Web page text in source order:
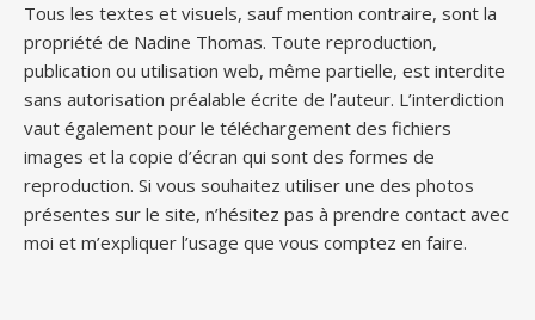
Tous les textes et visuels, sauf mention contraire, sont la
propriété de Nadine Thomas. Toute reproduction,
publication ou utilisation web, même partielle, est interdite
sans autorisation préalable écrite de l’auteur. L’interdiction
vaut également pour le téléchargement des fichiers
images et la copie d’écran qui sont des formes de
reproduction. Si vous souhaitez utiliser une des photos
présentes sur le site, n’hésitez pas à prendre contact avec
moi et m’expliquer l’usage que vous comptez en faire.